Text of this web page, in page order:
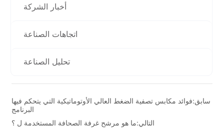
أخبار الشركة
اتجاهات الصناعة
تحليل الصناعة
سابق:فوائد مكابس تصفية الضغط العالي الأوتوماتيكية التي يتحكم فيها
البرنامج
التالي:ما هو مرشح غرفة الصحافة المستخدمة ل ؟